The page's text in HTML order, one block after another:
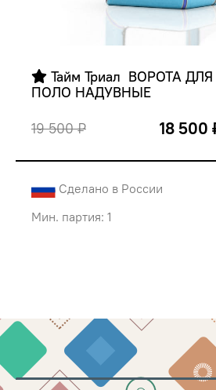
Тайм Триал  ВОРОТА
ПОЛО НАДУВНЫЕ
19 500 ₽
18 500
Сделано в России
Мин. партия: 1